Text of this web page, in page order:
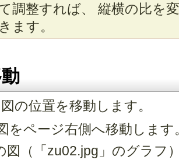
調整すれば、 縦横の比を
ます。
の位置を移動します。
をページ右側へ移動します
図（「zu02.jpg」のグラフ